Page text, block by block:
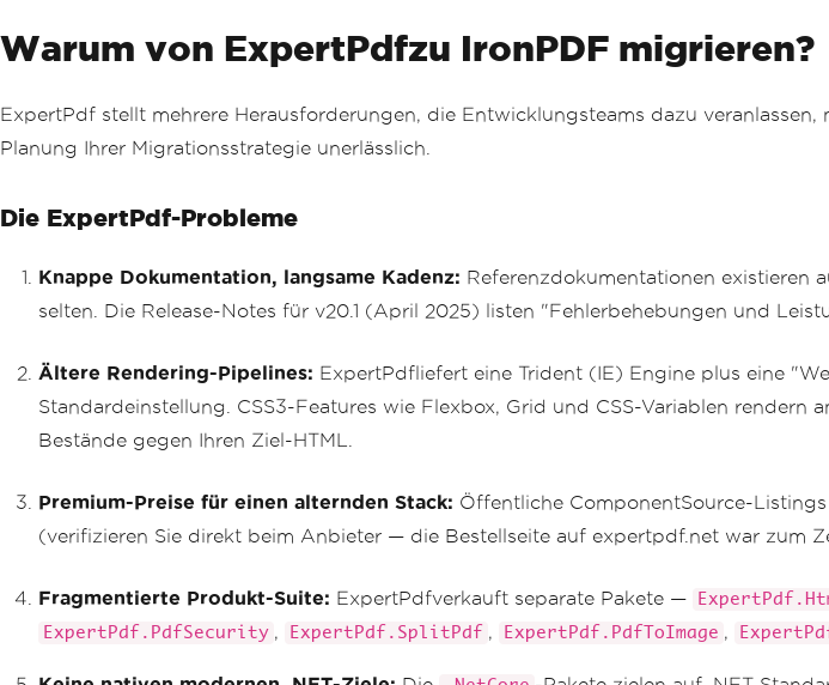
Warum von ExpertPdfzu IronPDF migrieren?
ExpertPdf stellt mehrere Herausforderungen, die Entwicklungsteams dazu
Planung Ihrer Migrationsstrategie unerlässlich.
Die ExpertPdf-Probleme
Knappe Dokumentation, langsame Kadenz: Referenzdokumentationen existieren
selten. Die Release-Notes für v20.1 (April 2025) listen "Fehlerbehebungen und
Ältere Rendering-Pipelines: ExpertPdfliefert eine Trident (IE) Engine plus eine
Standardeinstellung. CSS3-Features wie Flexbox, Grid und CSS-Variablen
Bestände gegen Ihren Ziel-HTML.
Premium-Preise für einen alternden Stack: Öffentliche ComponentSource-
(verifizieren Sie direkt beim Anbieter — die Bestellseite auf expertpdf.net war zum
Fragmentierte Produkt-Suite: ExpertPdfverkauft separate Pakete —
ExpertPdf.PdfSecurity , ExpertPdf.SplitPdf , ExpertPdf.PdfToImage ,